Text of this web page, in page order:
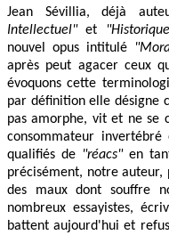
Jean Sévillia, déjà
Intellectuel"et
nouvel opus intitulé
après peut agacer ceux
évoquons cette
par définition elle désigne
pas amorphe, vit et ne se
consommateur
qualifiés de "réacs"en
précisément, notre auteur,
des maux dont souffre
nombreux essayistes,
battent aujourd'hui et